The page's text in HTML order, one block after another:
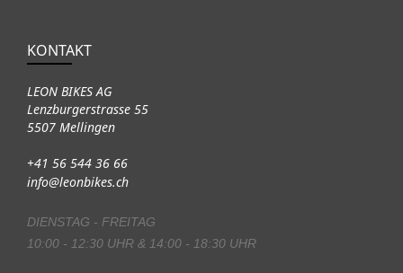
KONTAKT
LEON BIKES AG
Lenzburgerstrasse 55
5507 Mellingen
+41 56 544 36 66
info@leonbikes.ch
DIENSTAG - FREITAG
10:00 - 12:30 UHR & 14:00 - 18:30 UHR